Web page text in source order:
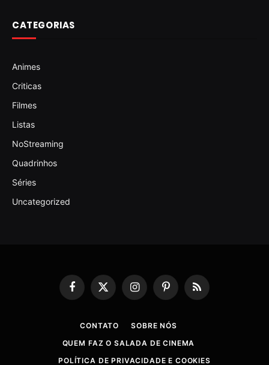
CATEGORIAS
Animes
Criticas
Filmes
Listas
NoStreaming
Quadrinhos
Séries
Uncategorized
Facebook
X
InstagramPinterestRSS
CONTATO
SOBRE NÓS
QUEM FAZ O SALADA DE CINEMA
POLÍTICA DE PRIVACIDADE E COOKIES